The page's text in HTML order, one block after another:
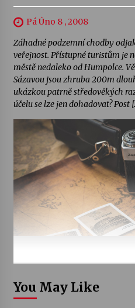
Pá Úno 8 , 2008
Záhadné podzemní chodby
veřejnost. Přístupné turistům je
městě nedaleko od Humpolce.
Sázavou jsou zhruba 200m
ukázkou patrně středověkých
účelu se lze jen dohadovat? Post
You May Like